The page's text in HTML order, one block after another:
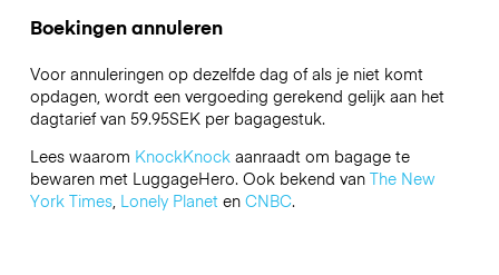
Boekingen annuleren
Voor annuleringen op dezelfde dag of als je niet komt
opdagen, wordt een vergoeding gerekend gelijk aan het
dagtarief van 59.95SEK per bagagestuk.
Lees waarom KnockKnockaanraadt om bagage te
bewaren met LuggageHero. Ook bekend van The New
York Times, Lonely Planeten CNBC.